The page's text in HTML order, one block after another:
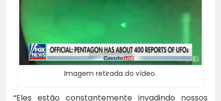
Imagem retirada do vídeo.
“Eles estão constantemente invadindo nossos